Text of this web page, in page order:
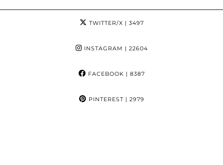
TWITTER/X | 3497
INSTAGRAM | 22604
FACEBOOK | 8387
PINTEREST| 2979